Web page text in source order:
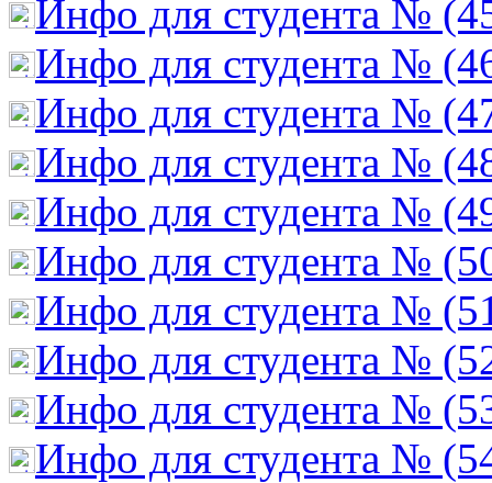
Инфо для студента №
Инфо для студента №
Инфо для студента №
Инфо для студента №
Инфо для студента №
Инфо для студента №
Инфо для студента №
Инфо для студента №
Инфо для студента №
Инфо для студента №